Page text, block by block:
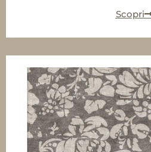
Scopri